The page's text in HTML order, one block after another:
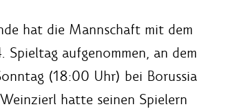
hat die Mannschaft mit dem
aufgenommen, an dem
(18:00 Uhr) bei Borussia
hatte seinen Spielern